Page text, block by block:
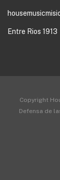
Entre Rios 1913
Copyright
Defensa de